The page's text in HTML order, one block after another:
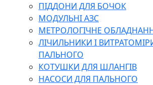
ПІДДОНИ ДЛЯ БОЧОК
МОДУЛЬНІ АЗС
МЕТРОЛОГІЧНЕ
ЛІЧИЛЬНИКИ І
ПАЛЬНОГО
КОТУШКИ ДЛЯ ШЛАНГІВ
НАСОСИ ДЛЯ ПАЛЬНОГО